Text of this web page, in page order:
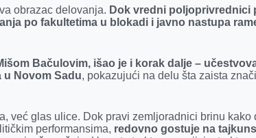
obrazac delovanja. Dok vredni poljoprivrednici
po fakultetima u blokadi i javno nastupa
Bačulovim, išao je i korak dalje –
Novom Sadu, pokazujući na delu šta zaista
već glas ulice. Dok pravi zemljoradnici brinu kako
performansima, redovno gostuje na